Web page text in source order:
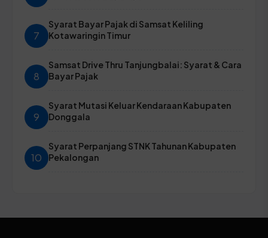
7
Syarat Bayar Pajak di Samsat Keliling
Kotawaringin Timur
8
Samsat Drive Thru Tanjungbalai: Syarat & Cara
Bayar Pajak
9
Syarat Mutasi Keluar Kendaraan Kabupaten
Donggala
10
Syarat Perpanjang STNK Tahunan Kabupaten
Pekalongan